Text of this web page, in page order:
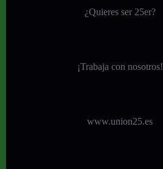
¿Quieres ser 25er?
¡Trabaja con nosotros!
www.union25.es